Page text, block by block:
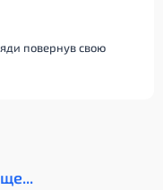
повернув свою